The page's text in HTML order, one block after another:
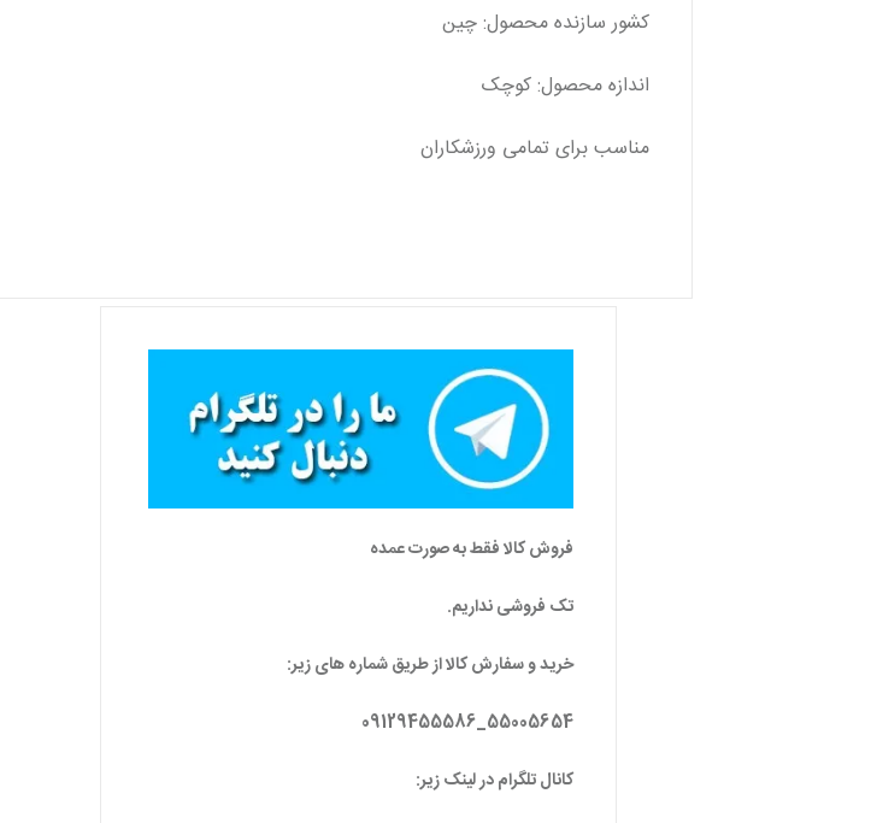
کشور سازنده محصول: چین
اندازه محصول: کوچک
مناسب برای تمامی ورزشکاران
فروش کالا فقط به صورت عمده
تک فروشی نداریم.
خرید و سفارش کالا از طریق شماره های زیر:
55005654_09129455586
کانال تلگرام در لینک زیر: